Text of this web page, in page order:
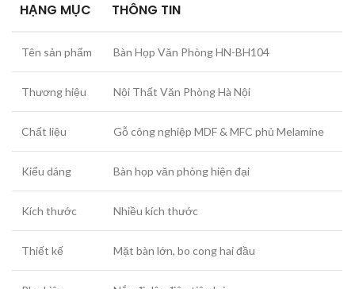
HẠNG MỤC THÔNG TIN
Tên sản phẩm Bàn Họp Văn Phòng HN-BH104
Thương hiệu Nội Thất Văn Phòng Hà Nội
Chất liệu Gỗ công nghiệp MDF & MFC phủ Melamine
Kiểu dáng Bàn họp văn phòng hiện đại
Kích thước Nhiều kích thước
Thiết kế Mặt bàn lớn, bo cong hai đầu